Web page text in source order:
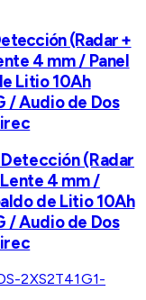
(Radar +
4 mm / Panel
Litio 10Ah
/ Audio de Dos
(Radar
4 mm /
de Litio 10Ah
/ Audio de Dos
2XS2T41G1-